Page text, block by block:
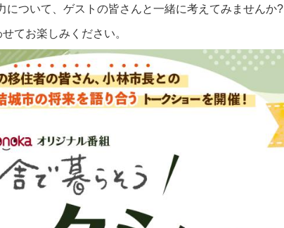
について、ゲストの皆さんと一緒に考えてみませんか?
せてお楽しみください。